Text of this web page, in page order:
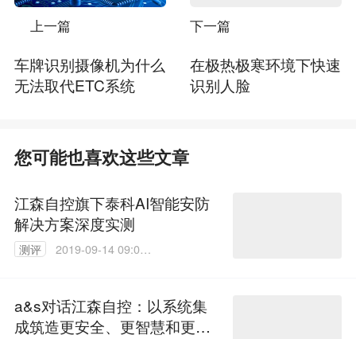
上一篇
车牌识别摄像机为什么
无法取代ETC系统
下一篇
在极热极寒环境下快速
识别人脸
您可能也喜欢这些文章
江森自控旗下泰科AI智能安防
解决方案深度实测
测评
2019-09-14 09:05:
a&s对话江森自控：以系统集
成筑造更安全、更智慧和更可